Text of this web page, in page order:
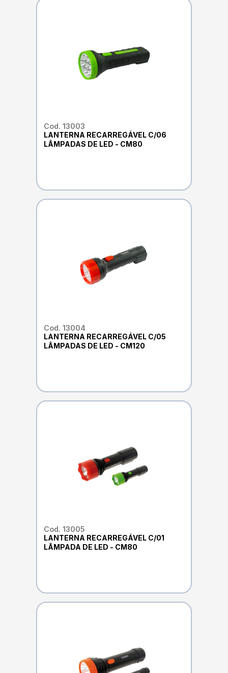
Cod. 13003
LANTERNA RECARREGÁVEL C/06
LÂMPADAS DE LED - CM80
Cod. 13004
LANTERNA RECARREGÁVEL C/05
LÂMPADAS DE LED - CM120
Cod. 13005
LANTERNA RECARREGÁVEL C/01
LÂMPADA DE LED - CM80